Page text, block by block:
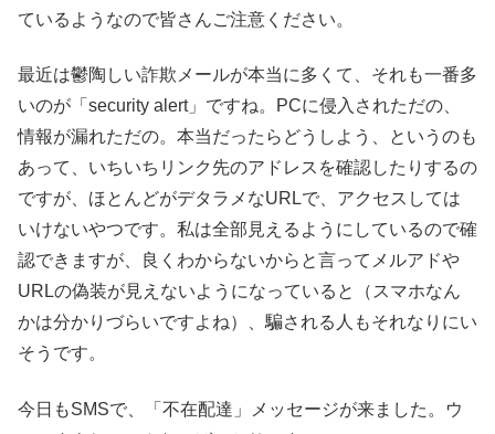
ているようなので皆さんご注意ください。
最近は鬱陶しい詐欺メールが本当に多くて、それも一番多
いのが「security alert」ですね。PCに侵入されただの、
情報が漏れただの。本当だったらどうしよう、というのも
あって、いちいちリンク先のアドレスを確認したりするの
ですが、ほとんどがデタラメなURLで、アクセスしては
いけないやつです。私は全部見えるようにしているので確
認できますが、良くわからないからと言ってメルアドや
URLの偽装が見えないようになっていると（スマホなん
かは分かりづらいですよね）、騙される人もそれなりにい
そうです。
今日もSMSで、「不在配達」メッセージが来ました。ウ